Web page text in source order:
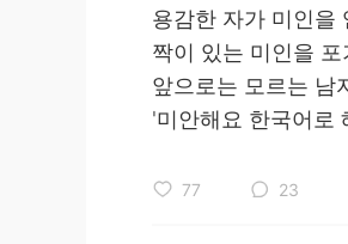
용감한 자가 미인을
짝이 있는 미인을
앞으로는 모르는 남
'미안해요 한국어로
77 23